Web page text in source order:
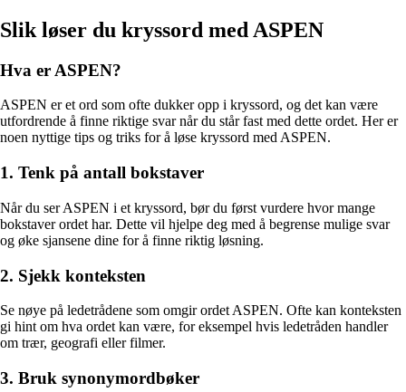
Slik løser du kryssord med ASPEN
Hva er ASPEN?
ASPEN er et ord som ofte dukker opp i kryssord, og det kan være
utfordrende å finne riktige svar når du står fast med dette ordet. Her er
noen nyttige tips og triks for å løse kryssord med ASPEN.
1. Tenk på antall bokstaver
Når du ser ASPEN i et kryssord, bør du først vurdere hvor mange
bokstaver ordet har. Dette vil hjelpe deg med å begrense mulige svar
og øke sjansene dine for å finne riktig løsning.
2. Sjekk konteksten
Se nøye på ledetrådene som omgir ordet ASPEN. Ofte kan konteksten
gi hint om hva ordet kan være, for eksempel hvis ledetråden handler
om trær, geografi eller filmer.
3. Bruk synonymordbøker